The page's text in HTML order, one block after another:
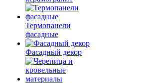
Термопанели
фасадные
Фасадный декор